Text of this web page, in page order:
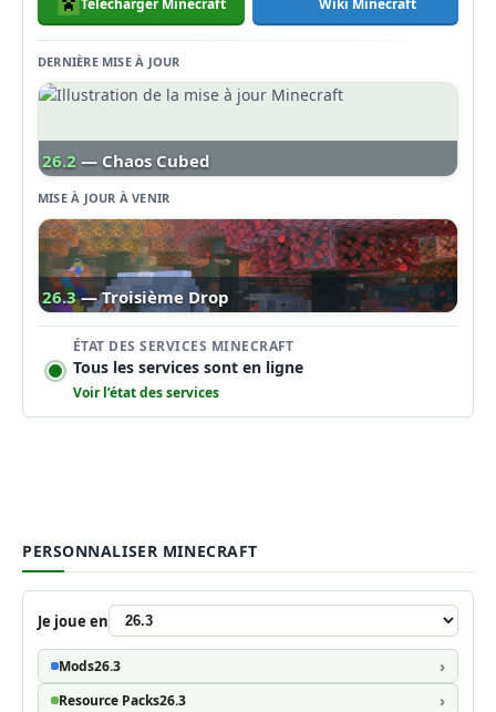
Télécharger Minecraft Wiki Minecraft
DERNIÈRE MISE À JOUR
26.2 — Chaos Cubed
MISE À JOUR À VENIR
26.3 — Troisième Drop
ÉTAT DES SERVICES MINECRAFT
Tous les services sont en ligne
Voir l’état des services
PERSONNALISER MINECRAFT
Je joue en
Mods26.3
Resource Packs26.3